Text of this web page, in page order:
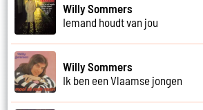
Willy Sommers
Iemand houdt van jou
Willy Sommers
Ik ben een Vlaamse jongen